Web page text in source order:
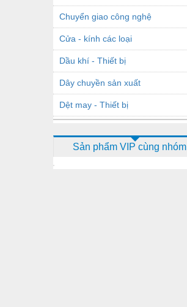
Chuyển giao công nghệ
Cửa - kính các loại
Dầu khí - Thiết bị
Dây chuyền sản xuất
Dệt may - Thiết bị
Dịch vụ - Thi công
Sản phẩm VIP cùng nhóm